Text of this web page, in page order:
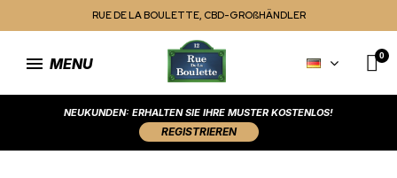
RUE DE LA BOULETTE, CBD-GROßHÄNDLER
MENU
NEUKUNDEN: ERHALTEN SIE IHRE MUSTER KOSTENLOS!
REGISTRIEREN